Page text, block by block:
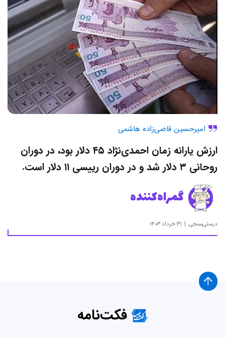
امیرحسین قاضی‌زاده هاشمی
ارزش یارانه زمان احمدی‌نژاد ۴۵ دلار بود، در دوران
روحانی ۳ دلار شد و در دوران رییسی ۱۱ دلار است.
گمراه‌کننده
درستی‌سنجی ۳۱ خرداد ۱۴۰۳
فکت‌نامه